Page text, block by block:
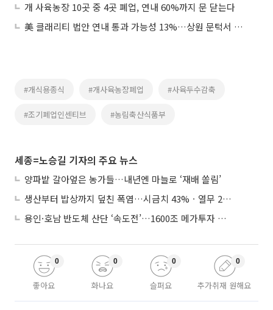
개 사육농장 10곳 중 4곳 폐업, 연내 60%까지 문 닫는다
美 클래리티 법안 연내 통과 가능성 13%…상원 문턱서 제동
#개식용종식 #개사육농장폐업 #사육두수감축
#조기폐업인센티브 #농림축산식품부
세종=노승길 기자의 주요 뉴스
양파밭 갈아엎은 농가들…내년엔 마늘로 ‘재배 쏠림’
생산부터 밥상까지 덮친 폭염…시금치 43%ㆍ열무 28% 급등
용인·호남 반도체 산단 ‘속도전’…1600조 메가투자 이행 총력
좋아요
0
화나요
0
슬퍼요
0
추가취재 원해요
0